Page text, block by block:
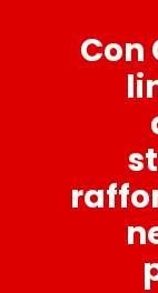
Con